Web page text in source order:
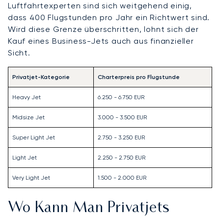
Luftfahrtexperten sind sich weitgehend einig,
dass 400 Flugstunden pro Jahr ein Richtwert sind.
Wird diese Grenze überschritten, lohnt sich der
Kauf eines Business-Jets auch aus finanzieller
Sicht.
Privatjet-Kategorie Charterpreis pro Flugstunde
Heavy Jet 6.250 - 6.750 EUR
Midsize Jet 3.000 - 3.500 EUR
Super Light Jet 2.750 - 3.250 EUR
Light Jet 2.250 - 2.750 EUR
Very Light Jet 1.500 - 2.000 EUR
Wo Kann Man Privatjets